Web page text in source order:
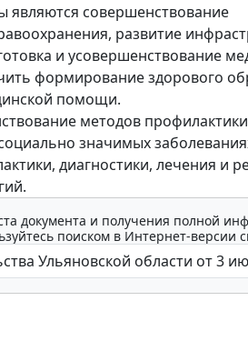
совершенствование
развитие
и усовершенствование
формирование здорового
помощи.
методов
значимых
диагностики, лечения и
документа и получения полной
поиском в Интернет-версии